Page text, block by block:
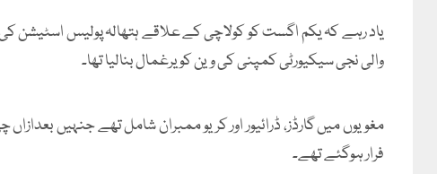
والی نجی سیکیورٹی کمپنی کی وین کو یرغمال بنالیا تھا۔
مغویوں میں گارڈز، ڈرائیور اور کریو ممبران شامل تھے جنہیں
فرار ہوگئے تھے۔